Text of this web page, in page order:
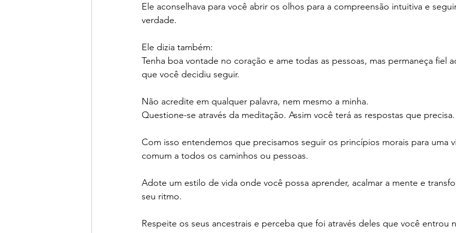
Ele aconselhava para você abrir os olhos para a compreensão intuitiva e
verdade.
Ele dizia também:
Tenha boa vontade no coração e ame todas as pessoas, mas permaneça fiel
que você decidiu seguir.
Não acredite em qualquer palavra, nem mesmo a minha.
Questione-se através da meditação. Assim você terá as respostas que precisa.
Com isso entendemos que precisamos seguir os princípios morais para uma
comum a todos os caminhos ou pessoas.
Adote um estilo de vida onde você possa aprender, acalmar a mente e
seu ritmo.
Respeite os seus ancestrais e perceba que foi através deles que você entrou